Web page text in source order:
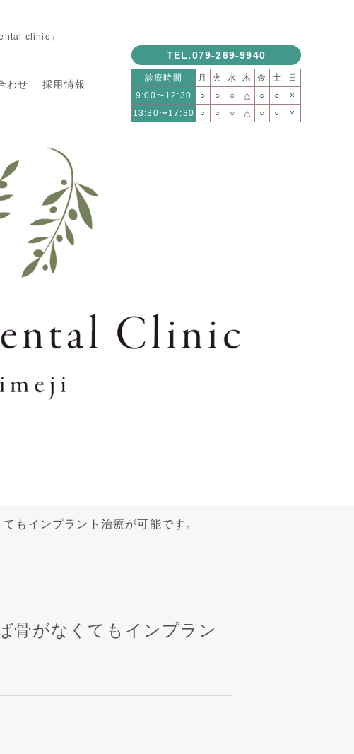
clinic」
わせ 採用情報
TEL.079-269-9940
診療時間 月 火 水 木 金 土
日
9:00〜12:30
○ ○ ○ △ ○ ○
×
13:30〜17:30
○ ○ ○ △ ○ ○ ×
もインプラント治療が可能です。
骨がなくてもインプラン